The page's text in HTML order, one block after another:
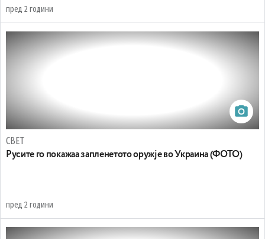
пред 2 години
СВЕТ
Русите го покажаа запленетото оружје во Украина (ФОТО)
пред 2 години